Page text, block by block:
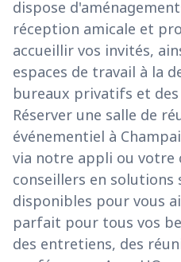
dispose
réception amicale et
accueillir vos invités,
espaces de travail à la
bureaux privatifs et
Réserver une salle de
événementiel à
via notre appli ou votre
conseillers en
disponibles pour vous
parfait pour tous vos
des entretiens, des